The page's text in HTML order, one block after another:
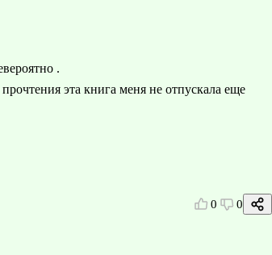
.
эта книга меня не отпускала еще
0 0